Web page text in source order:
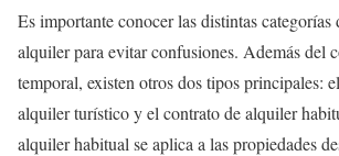
Es importante conocer las distintas categorías
alquiler para evitar confusiones. Además del
temporal, existen otros dos tipos principales:
alquiler turístico y el contrato de alquiler
alquiler habitual se aplica a las propiedades